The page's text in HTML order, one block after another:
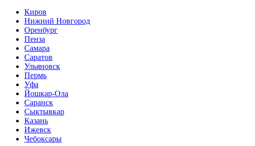
Киров
Нижний Новгород
Оренбург
Пенза
Самара
Саратов
Ульяновск
Пермь
Уфа
Йошкар-Ола
Саранск
Сыктывкар
Казань
Ижевск
Чебоксары